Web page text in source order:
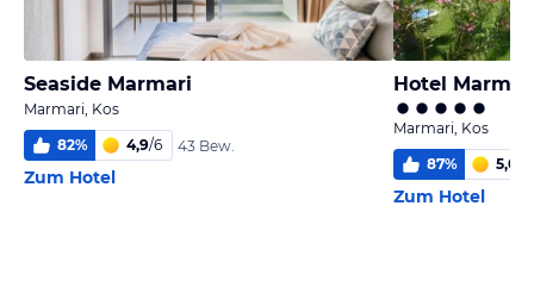
Seaside Marmari
Marmari, Kos
82% 4,9/6 43 Bew.
Zum Hotel
Hotel
Marmari, Kos
87% 5,0
Zum Hotel